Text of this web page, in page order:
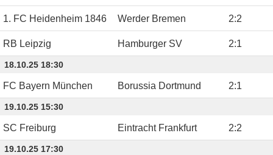
1. FC Heidenheim 1846 Werder Bremen 2:2
RB Leipzig Hamburger SV 2:1
18.10.25 18:30
FC Bayern München Borussia Dortmund 2:1
19.10.25 15:30
SC Freiburg Eintracht Frankfurt 2:2
19.10.25 17:30